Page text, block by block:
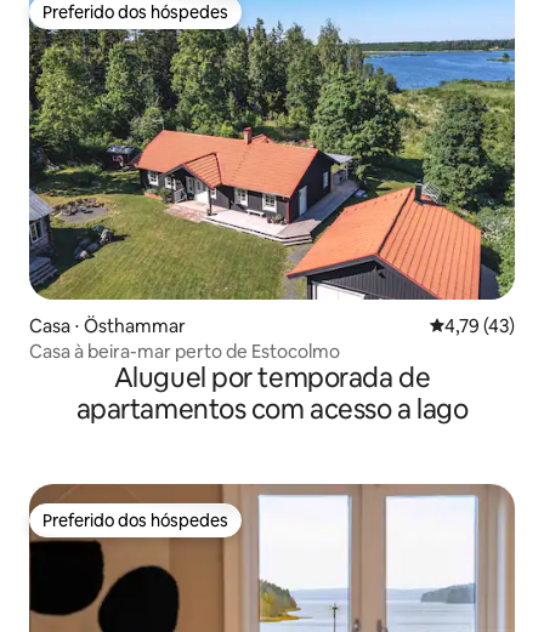
Preferido dos hóspedes
Preferido dos hóspedes
Casa ⋅ Östhammar 4,79 de uma
4,79 (43)
Casa à beira-mar perto de Estocolmo
Aluguel por temporada de
apartamentos com acesso a lago
Preferido dos hóspedes
Preferido dos hóspedes